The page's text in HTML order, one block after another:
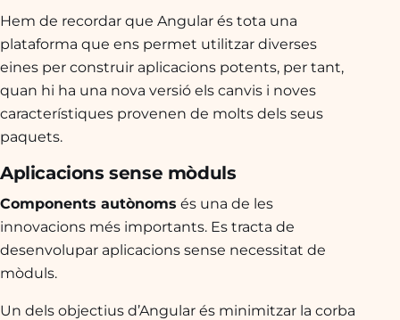
Hem de recordar que Angular és tota una
plataforma que ens permet utilitzar diverses
eines per construir aplicacions potents, per tant,
quan hi ha una nova versió els canvis i noves
característiques provenen de molts dels seus
paquets.
Aplicacions sense mòduls
Components autònoms és una de les
innovacions més importants. Es tracta de
desenvolupar aplicacions sense necessitat de
mòduls.
Un dels objectius d’Angular és minimitzar la corba